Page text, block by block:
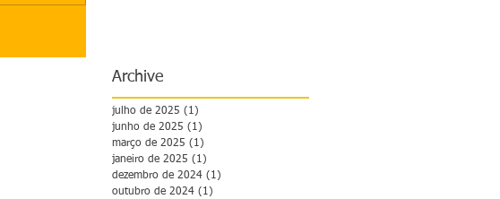
Archive
julho de 2025 (1)
junho de 2025 (1)
março de 2025 (1)
janeiro de 2025 (1)
dezembro de 2024 (1)
outubro de 2024 (1)